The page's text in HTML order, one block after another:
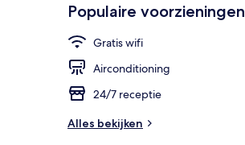
Populaire voorzieningen
Gratis wifi
Airconditioning
24/7 receptie
Alles bekijken